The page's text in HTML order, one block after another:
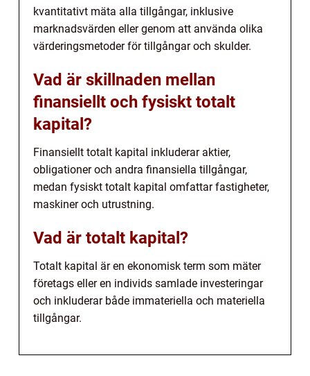
kvantitativt mäta alla tillgångar, inklusive
marknadsvärden eller genom att använda olika
värderingsmetoder för tillgångar och skulder.
Vad är skillnaden mellan
finansiellt och fysiskt totalt
kapital?
Finansiellt totalt kapital inkluderar aktier,
obligationer och andra finansiella tillgångar,
medan fysiskt totalt kapital omfattar fastigheter,
maskiner och utrustning.
Vad är totalt kapital?
Totalt kapital är en ekonomisk term som mäter
företags eller en individs samlade investeringar
och inkluderar både immateriella och materiella
tillgångar.